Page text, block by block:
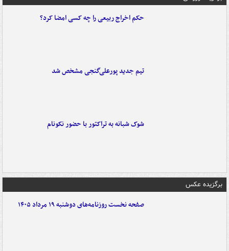
حکم اخراج ربیعی را چه کسی امضا کرد؟
تیم جدید پورعلی‌گنجی مشخص شد
شوک شبانه به تراکتور با حضور نکونام
برگزیده عکس
صفحه نخست روزنامه‌های دوشنبه ۱۹ مرداد ۱۴۰۵